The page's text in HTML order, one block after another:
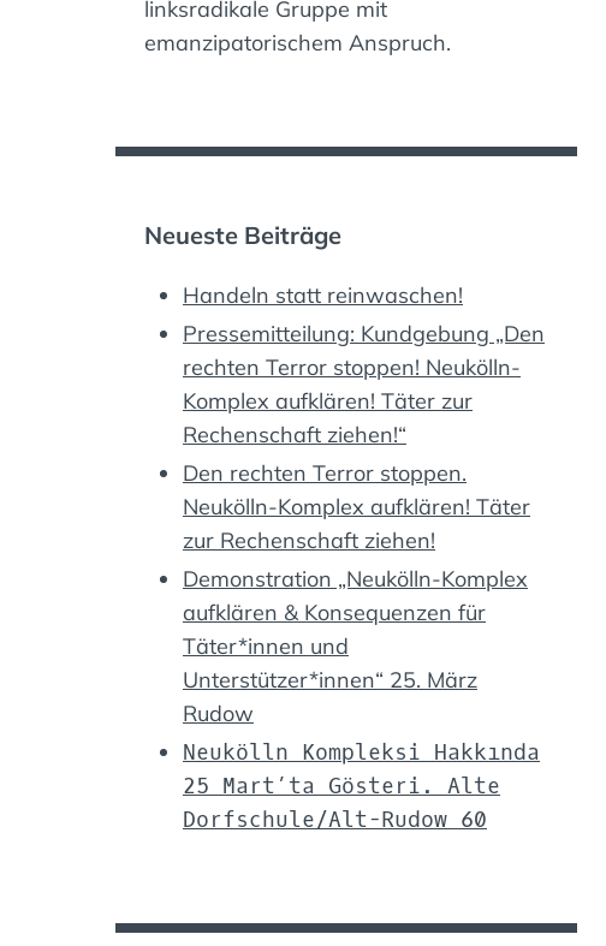
linksradikale Gruppe mit
emanzipatorischem Anspruch.
Neueste Beiträge
Handeln statt reinwaschen!
Pressemitteilung: Kundgebung „Den
rechten Terror stoppen! Neukölln-
Komplex aufklären! Täter zur
Rechenschaft ziehen!“
Den rechten Terror stoppen.
Neukölln-Komplex aufklären! Täter
zur Rechenschaft ziehen!
Demonstration „Neukölln-Komplex
aufklären & Konsequenzen für
Täter*innen und
Unterstützer*innen“ 25. März
Rudow
Neukölln Kompleksi Hakkında
25 Mart’ta Gösteri. Alte
Dorfschule/Alt-Rudow 60